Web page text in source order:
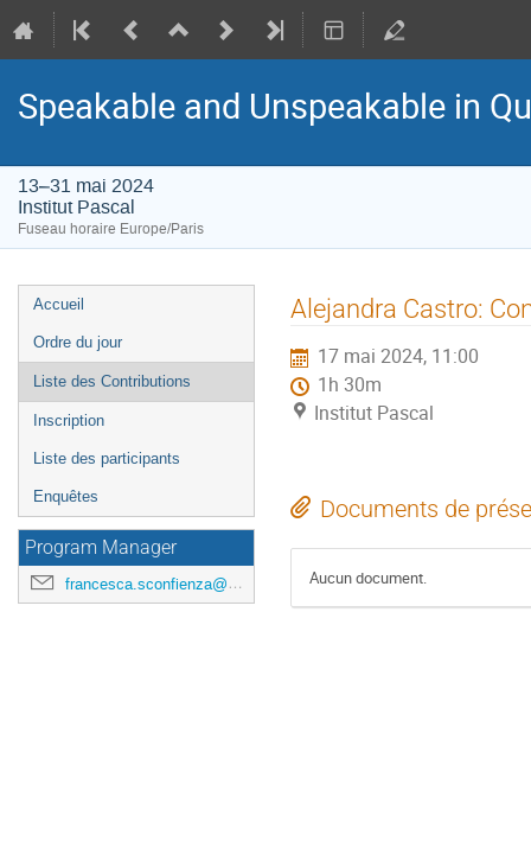
Speakable and Unspeakable in
13–31 mai 2024
Institut Pascal
Fuseau horaire Europe/Paris
Menu
de
l'événement
Accueil
Ordre du jour
Liste des Contributions
Inscription
Liste des participants
Enquêtes
Program Manager
francesca.sconfienza@universite-paris-saclay.fr
Alejandra Castro:
17 mai 2024, 11:00
1h 30m
Institut Pascal
Documents de
Aucun document.